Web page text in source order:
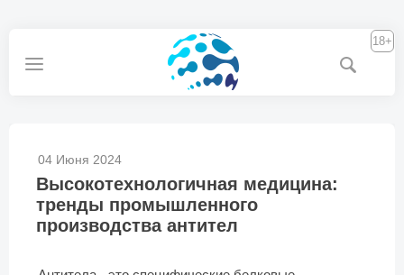
18+
04 Июня 2024
Высокотехнологичная медицина:
тренды промышленного
производства антител